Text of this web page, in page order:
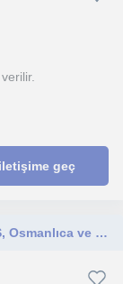
geç
Gazi Eğitim Mezunu Öğretmenden LGS/YKS, Osmanlıca ve Diksiyon Özel Dersleri